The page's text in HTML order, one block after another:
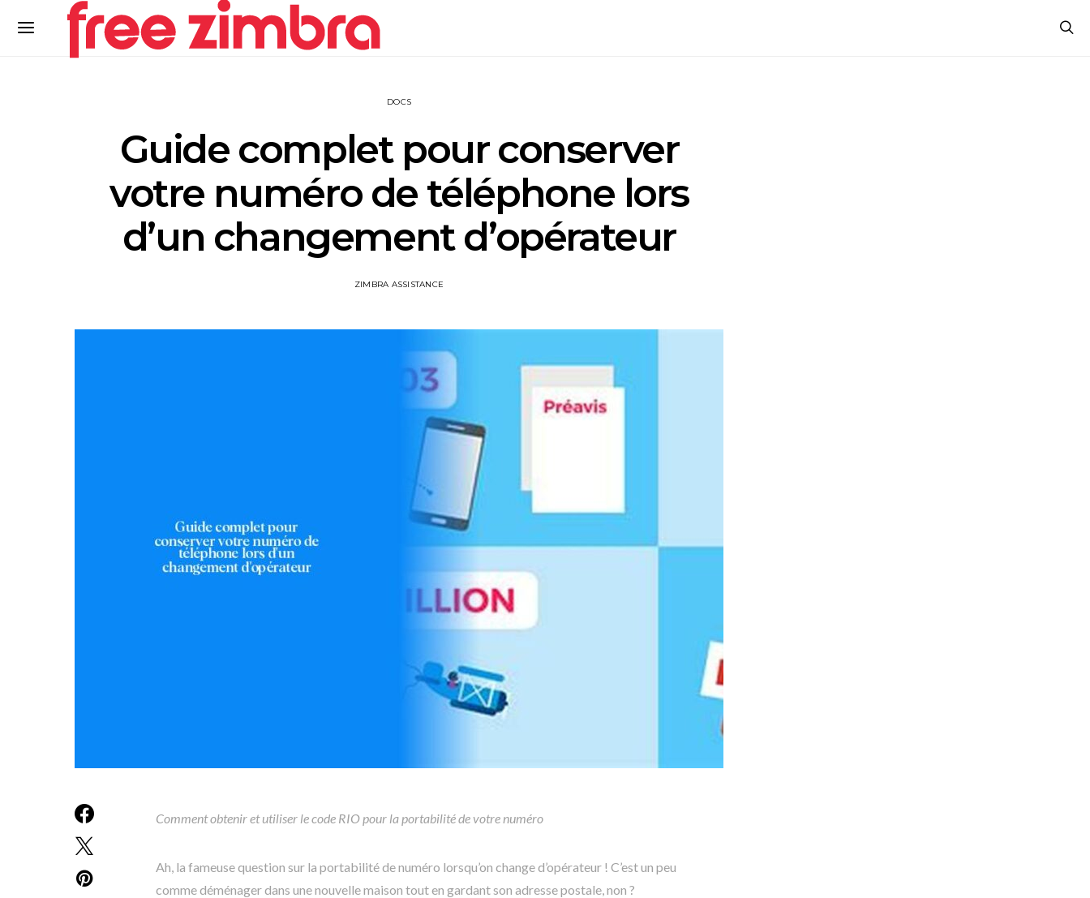
DOCS
Guide complet pour conserver
votre numéro de téléphone lors
d’un changement d’opérateur
ZIMBRA ASSISTANCE
Comment obtenir et utiliser le code RIO pour la portabilité de votre numéro
Ah, la fameuse question sur la portabilité de numéro lorsqu’on change d’opérateur ! C’est un peu
comme déménager dans une nouvelle maison tout en gardant son adresse postale, non ?